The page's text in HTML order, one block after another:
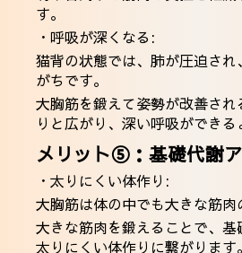
す。
・呼吸が深くなる:
猫背の状態では、肺が圧迫され
がちです。
大胸筋を鍛えて姿勢が改善さ
りと広がり、深い呼吸ができる
メリット⑤：基礎代謝
・太りにくい体作り:
大胸筋は体の中でも大きな筋肉
大きな筋肉を鍛えることで、基
太りにくい体作りに繋がります。